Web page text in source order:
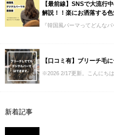
【最前線】SNSで大流行
解説！！楽にお洒落する
『韓国風パーマってどんな
【口コミ有】ブリーチ毛
※2026 2/17更新。こんにち
新着記事